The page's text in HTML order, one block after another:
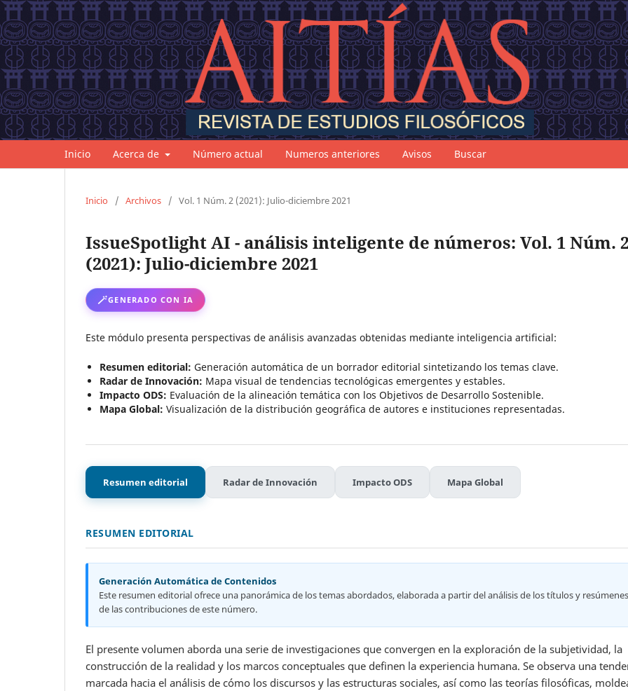
Inicio Acerca de Número actual Numeros anteriores Avisos Buscar
Inicio / Archivos / Vol. 1 Núm. 2 (2021): Julio-diciembre 2021
IssueSpotlight AI - análisis inteligente de números: Vol. 1 Núm.
(2021): Julio-diciembre 2021
🪄GENERADO CON IA
Este módulo presenta perspectivas de análisis avanzadas obtenidas mediante inteligencia artificial:
Resumen editorial: Generación automática de un borrador editorial sintetizando los temas clave.
Radar de Innovación: Mapa visual de tendencias tecnológicas emergentes y estables.
Impacto ODS: Evaluación de la alineación temática con los Objetivos de Desarrollo Sostenible.
Mapa Global: Visualización de la distribución geográfica de autores e instituciones representadas.
Resumen editorial Radar de Innovación Impacto ODS Mapa Global
RESUMEN EDITORIAL
Generación Automática de Contenidos
Este resumen editorial ofrece una panorámica de los temas abordados, elaborada a partir del análisis de los títulos y resúmenes
de las contribuciones de este número.
El presente volumen aborda una serie de investigaciones que convergen en la exploración de la subjetividad, la
construcción de la realidad y los marcos conceptuales que definen la experiencia humana. Se observa una
marcada hacia el análisis de cómo los discursos y las estructuras sociales, así como las teorías filosóficas,